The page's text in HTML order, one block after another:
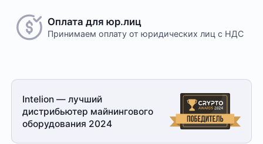
Оплата для юр.лиц
Принимаем оплату от юридических лиц с НДС
Intelion — лучший
дистрибьютер майнингового
оборудования 2024